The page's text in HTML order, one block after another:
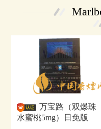
万宝路（双爆珠
水蜜桃5mg）日免版